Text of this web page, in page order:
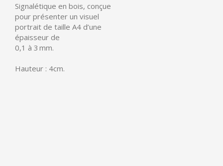
Signalétique en bois, conçue
pour présenter un visuel
portrait de taille A4 d’une
épaisseur de
0,1 à 3 mm.
Hauteur : 4cm.